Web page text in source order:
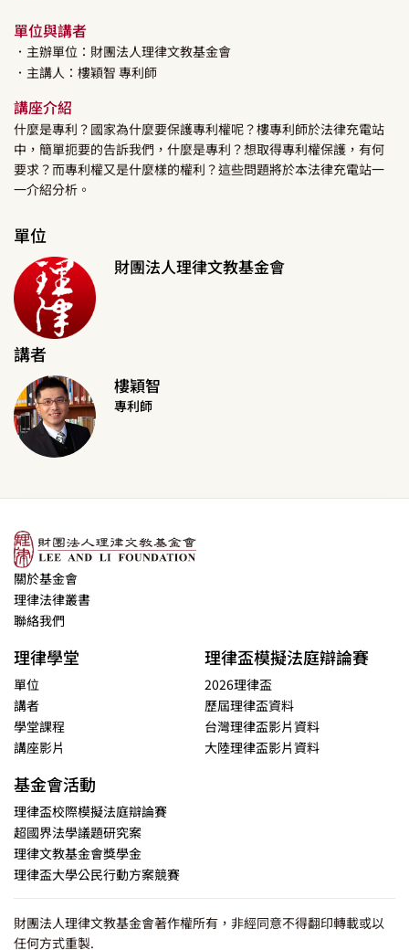
單位與講者
．主辦單位：財團法人理律文教基金會
．主講人： 樓穎智 專利師
講座介紹
什麼是專利？國家為什麼要保護專利權呢？樓專利師於法律充電站
中，簡單扼要的告訴我們，什麼是專利？想取得專利權保護，有何
要求？而專利權又是什麼樣的權利？這些問題將於本法律充電站一
一介紹分析。
單位
財團法人理律文教基金會
講者
樓穎智
專利師
關於基金會
理律法律叢書
聯絡我們
理律學堂
單位
講者
學堂課程
講座影片
理律盃模擬法庭辯論賽
2026理律盃
歷屆理律盃資料
台灣理律盃影片資料
大陸理律盃影片資料
基金會活動
理律盃校際模擬法庭辯論賽
超國界法學議題研究案
理律文教基金會獎學金
理律盃大學公民行動方案競賽
財團法人理律文教基金會著作權所有，非經同意不得翻印轉載或以
任何方式重製.